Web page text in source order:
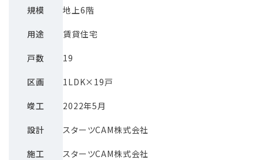
規模 地上6階
用途 賃貸住宅
戸数 19
区画 1LDK×19戸
竣工 2022年5月
設計 スターツCAM株式会社
施工 スターツCAM株式会社